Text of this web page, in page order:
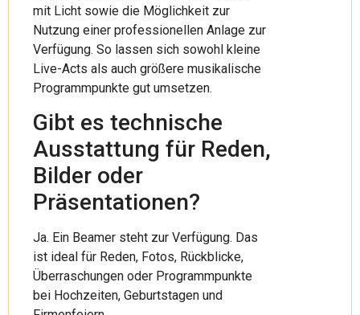
mit Licht sowie die Möglichkeit zur
Nutzung einer professionellen Anlage zur
Verfügung. So lassen sich sowohl kleine
Live-Acts als auch größere musikalische
Programmpunkte gut umsetzen.
Gibt es technische
Ausstattung für Reden,
Bilder oder
Präsentationen?
Ja. Ein Beamer steht zur Verfügung. Das
ist ideal für Reden, Fotos, Rückblicke,
Überraschungen oder Programmpunkte
bei Hochzeiten, Geburtstagen und